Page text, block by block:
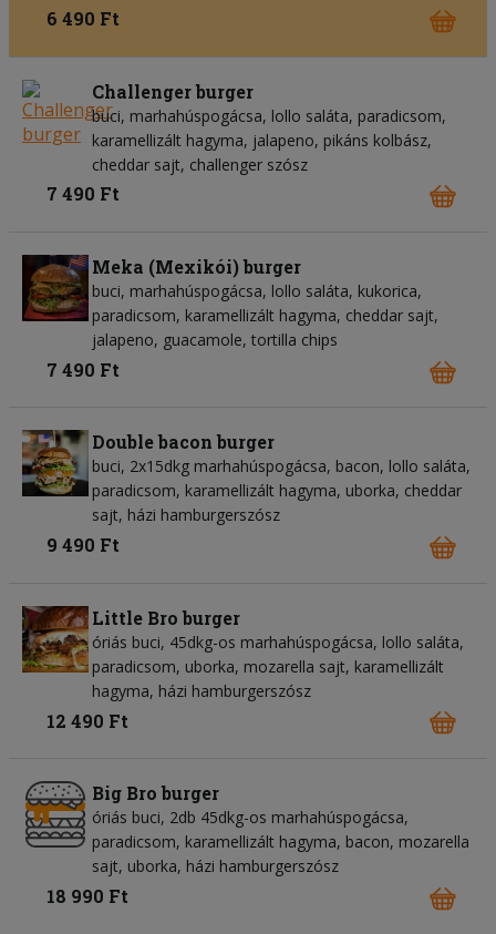
6 490 Ft
Challenger burger
buci, marhahúspogácsa, lollo saláta, paradicsom,
karamellizált hagyma, jalapeno, pikáns kolbász,
cheddar sajt, challenger szósz
7 490 Ft
Meka (Mexikói) burger
buci, marhahúspogácsa, lollo saláta, kukorica,
paradicsom, karamellizált hagyma, cheddar sajt,
jalapeno, guacamole, tortilla chips
7 490 Ft
Double bacon burger
buci, 2x15dkg marhahúspogácsa, bacon, lollo saláta,
paradicsom, karamellizált hagyma, uborka, cheddar
sajt, házi hamburgerszósz
9 490 Ft
Little Bro burger
óriás buci, 45dkg-os marhahúspogácsa, lollo saláta,
paradicsom, uborka, mozarella sajt, karamellizált
hagyma, házi hamburgerszósz
12 490 Ft
Big Bro burger
óriás buci, 2db 45dkg-os marhahúspogácsa,
paradicsom, karamellizált hagyma, bacon, mozarella
sajt, uborka, házi hamburgerszósz
18 990 Ft